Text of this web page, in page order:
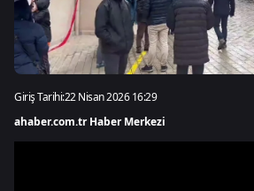
Giriş Tarihi:22 Nisan 2026 16:29
ahaber.com.tr Haber Merkezi